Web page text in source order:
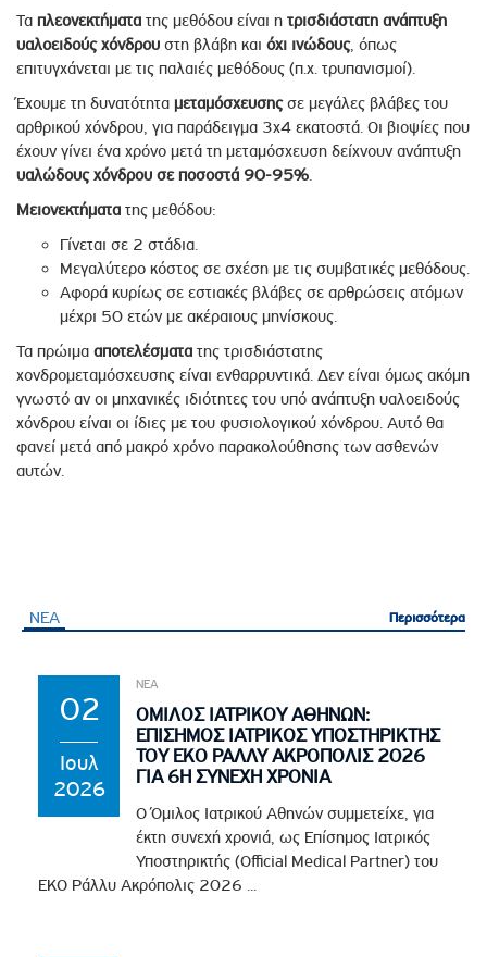
Τα πλεονεκτήματα της μεθόδου είναι η τρισδιάστατη ανάπτυξη
υαλοειδούς χόνδρου στη βλάβη και όχι ινώδους, όπως
επιτυγχάνεται με τις παλαιές μεθόδους (π.χ. τρυπανισμοί).
Έχουμε τη δυνατότητα μεταμόσχευσηςσε μεγάλες βλάβες του
αρθρικού χόνδρου, για παράδειγμα 3x4 εκατοστά. Οι βιοψίες που
έχουν γίνει ένα χρόνο μετά τη μεταμόσχευση δείχνουν ανάπτυξη
υαλώδους χόνδρου σε ποσοστά 90-95%.
Μειονεκτήματα της μεθόδου:
Γίνεται σε 2 στάδια.
Μεγαλύτερο κόστος σε σχέση με τις συμβατικές μεθόδους.
Αφορά κυρίως σε εστιακές βλάβες σε αρθρώσεις ατόμων
μέχρι 50 ετών με ακέραιους μηνίσκους.
Τα πρώιμα αποτελέσματα της τρισδιάστατης
χονδρομεταμόσχευσης είναι ενθαρρυντικά. Δεν είναι όμως ακόμη
γνωστό αν οι μηχανικές ιδιότητες του υπό ανάπτυξη υαλοειδούς
χόνδρου είναι οι ίδιες με του φυσιολογικού χόνδρου. Αυτό θα
φανεί μετά από μακρό χρόνο παρακολούθησης των ασθενών
αυτών.
ΝΕΑ Περισσότερα
Περισσότερα
02
Ιουλ
2026
ΝΕΑ
ΟΜΙΛΟΣ ΙΑΤΡΙΚΟΥ ΑΘΗΝΩΝ:
ΕΠΙΣΗΜΟΣ ΙΑΤΡΙΚΟΣ ΥΠΟΣΤΗΡΙΚΤΗΣ
ΤΟΥ EKO ΡΑΛΛΥ ΑΚΡΟΠΟΛΙΣ 2026
ΓΙΑ 6Η ΣΥΝΕΧΗ ΧΡΟΝΙΑ
Ο Όμιλος Ιατρικού Αθηνών συμμετείχε, για
έκτη συνεχή χρονιά, ως Επίσημος Ιατρικός
Υποστηρικτής (Official Medical Partner) του
EKO Ράλλυ Ακρόπολις 2026 ...